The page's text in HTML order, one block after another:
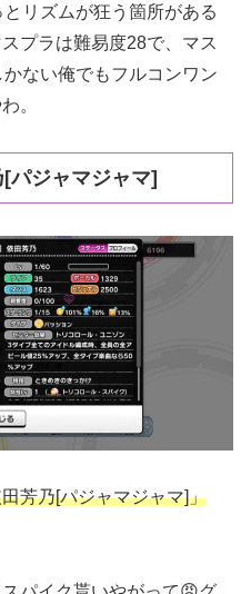
リズムが狂う箇所がある
プラは難易度28で、マス
ない俺でもフルコンワン
。
ジャマジャマ]
芳乃[パジャマジャマ]」